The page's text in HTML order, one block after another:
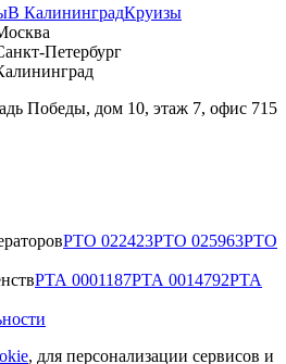
В КалининградКруизы
Петербург
Победы, дом 10, этаж 7, офис 715
РТО 022423РТО 025963РТО
РТА 0001187РТА 0014792РТА
, для персонализации сервисов и